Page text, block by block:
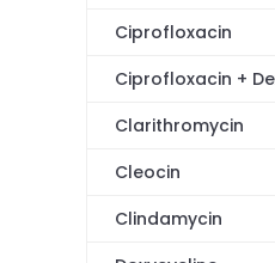
Ciprofloxacin
Ciprofloxacin +
Clarithromycin
Cleocin
Clindamycin